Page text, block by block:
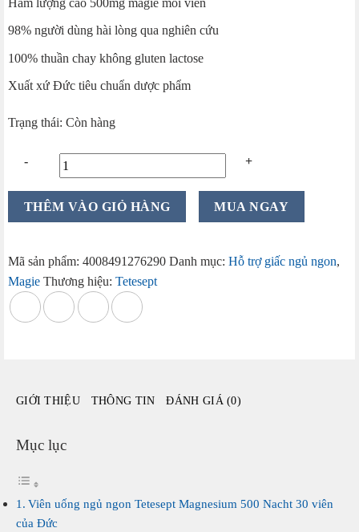
98% người dùng hài lòng qua nghiên cứu
100% thuần chay không gluten lactose
Xuất xứ Đức tiêu chuẩn dược phẩm
Trạng thái: Còn hàng
ngon
Magnesium
500
Đức
lượng
THÊM VÀO GIỎ HÀNG MUA NGAY
Mã sản phẩm: 4008491276290 Danh mục: Hỗ trợ giấc ngủ ngon,
Magie Thương hiệu: Tetesept
GIỚI THIỆU THÔNG TIN ĐÁNH GIÁ (0)
Mục lục
Viên uống ngủ ngon Tetesept Magnesium 500 Nacht 30 viên
của Đức